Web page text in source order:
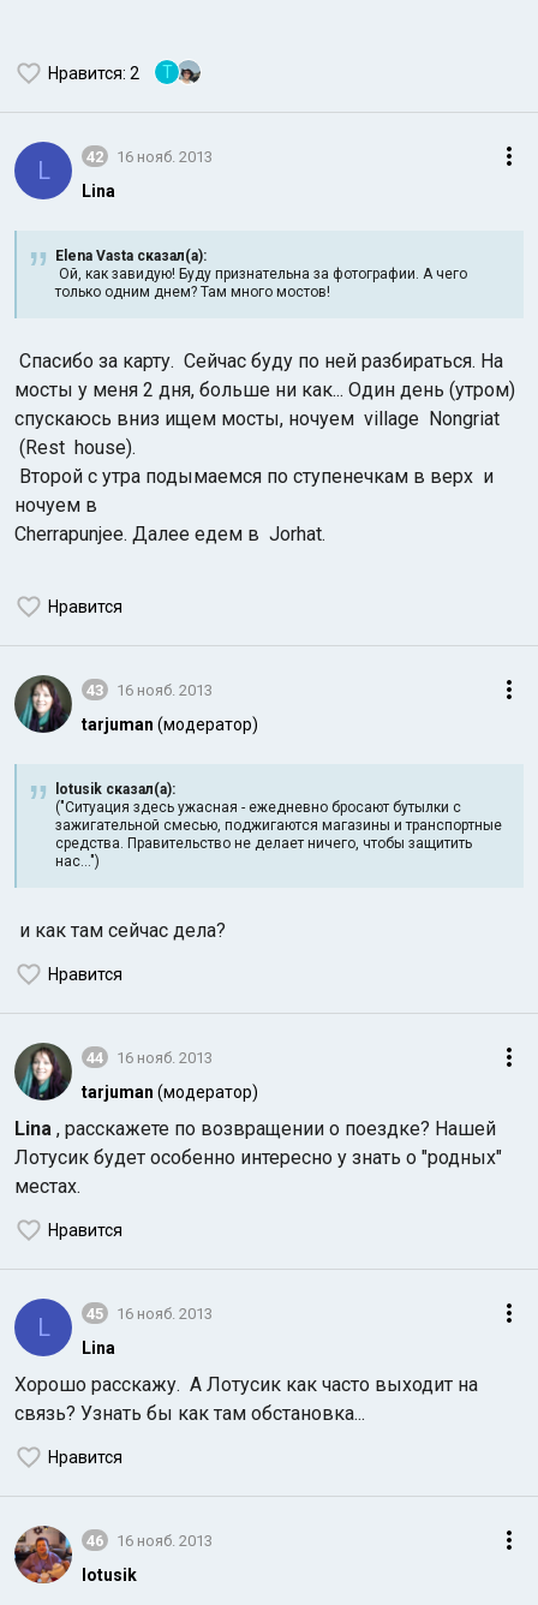
Нравится: 2 T
L 42 16 нояб. 2013
Lina
Elena Vasta сказал(а):
Ой, как завидую! Буду признательна за фотографии. А чего
только одним днем? Там много мостов!
Спасибо за карту. Сейчас буду по ней разбираться. На
мосты у меня 2 дня, больше ни как... Один день (утром)
спускаюсь вниз ищем мосты, ночуем village Nongriat
(Rest house).
Второй с утра подымаемся по ступенечкам в верх и
ночуем в
Cherrapunjee. Далее едем в Jorhat.
Нравится
43 16 нояб. 2013
tarjuman (модератор)
lotusik сказал(а):
("Ситуация здесь ужасная - ежедневно бросают бутылки с
зажигательной смесью, поджигаются магазины и транспортные
средства. Правительство не делает ничего, чтобы защитить
нас...")
и как там сейчас дела?
Нравится
44 16 нояб. 2013
tarjuman (модератор)
Lina , расскажете по возвращении о поездке? Нашей
Лотусик будет особенно интересно у знать о "родных"
местах.
Нравится
L 45 16 нояб. 2013
Lina
Хорошо расскажу. А Лотусик как часто выходит на
связь? Узнать бы как там обстановка...
Нравится
46 16 нояб. 2013
lotusik